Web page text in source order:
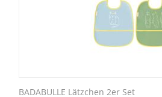
BADABULLE Lätzchen 2er Set